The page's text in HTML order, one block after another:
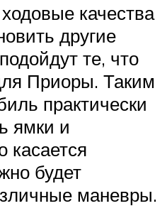
качества
другие
те, что
Приоры. Таким
практически
ямки и
касается
будет
маневры.